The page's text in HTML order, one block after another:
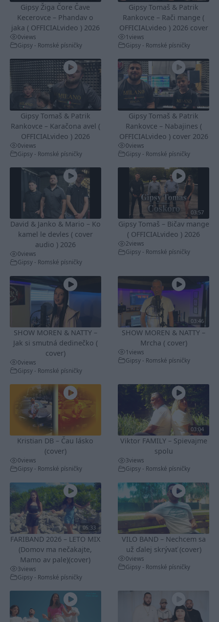
Gipsy Žiga Čore Čave
Kecerovce – Phandav o
jaka ( OFFICIALvideo ) 2026
0views
Gipsy - Romské písničky
Gipsy Tomaš & Patrik
Rankovce – Rači mange (
OFFICIALvideo ) 2026 cover
1views
Gipsy - Romské písničky
Gipsy Tomaš & Patrik
Rankovce – Karačona avel (
OFFICIALvideo ) 2026
0views
Gipsy - Romské písničky
Gipsy Tomaš & Patrik
Rankovce – Nabajines (
OFFICIALvideo ) cover 2026
0views
Gipsy - Romské písničky
David & Janko & Mario – Ko
kamel le devles ( cover
audio ) 2026
0views
Gipsy - Romské písničky
03:57
Gipsy Tomaš – Bičav mange
( OFFICIALvideo ) 2026
2views
Gipsy - Romské písničky
SHOW MOREN & NATTY –
Jak si smutná dedinečko (
cover)
0views
Gipsy - Romské písničky
03:46
SHOW MOREN & NATTY –
Mrcha ( cover)
1views
Gipsy - Romské písničky
Kristian DB – Čau lásko
(cover)
0views
Gipsy - Romské písničky
03:04
Viktor FAMILY – Spievajme
spolu
3views
Gipsy - Romské písničky
05:33
FARIBAND 2026 – LETO MIX
(Domov ma nečakajte,
Mamo av pale)(cover)
3views
Gipsy - Romské písničky
VILO BAND – Nechcem sa
už ďalej skrývať (cover)
0views
Gipsy - Romské písničky